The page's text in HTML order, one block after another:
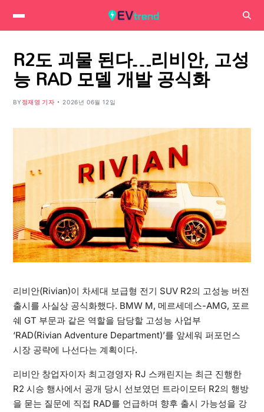
R2도 괴물 된다…리비안, 고성
능 RAD 모델 개발 공식화
BY 정재영 기자 2026년 06월 12일
리비안(Rivian)이 차세대 보급형 전기 SUV R2의 고성능 버전
출시를 사실상 공식화했다. BMW M, 메르세데스-AMG, 포르
쉐 GT 부문과 같은 역할을 담당할 고성능 사업부
‘RAD(Rivian Adventure Department)’를 앞세워 퍼포먼스
시장 공략에 나선다는 계획이다.
리비안 창업자이자 최고경영자 RJ 스캐린지는 최근 진행한
R2 시승 행사에서 공개 당시 선보였던 트라이모터 R2의 행방
을 묻는 질문에 직접 RAD를 언급하며 향후 출시 가능성을 강